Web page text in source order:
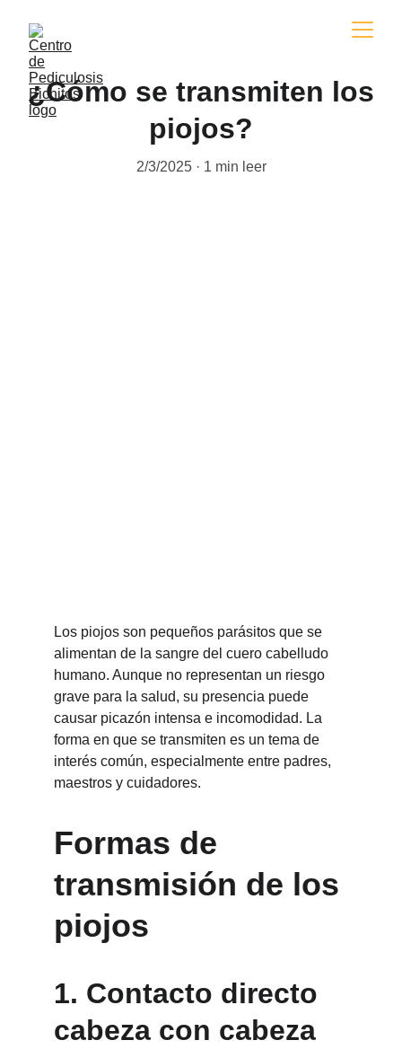
¿Cómo se transmiten los
piojos?
2/3/2025 1 min leer
Los piojos son pequeños parásitos que se
alimentan de la sangre del cuero cabelludo
humano. Aunque no representan un riesgo
grave para la salud, su presencia puede
causar picazón intensa e incomodidad. La
forma en que se transmiten es un tema de
interés común, especialmente entre padres,
maestros y cuidadores.
Formas de
transmisión de los
piojos
1. Contacto directo
cabeza con cabeza